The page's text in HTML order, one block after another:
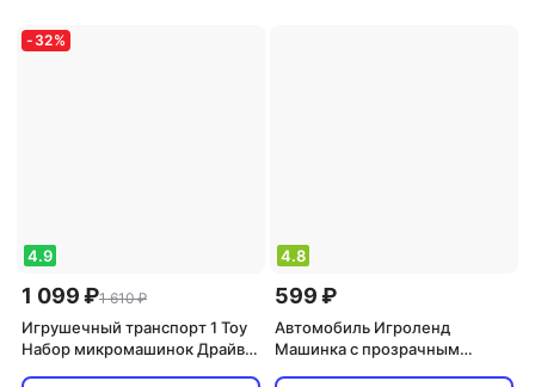
- 32%
4.9
1 099 ₽1 610 ₽
Игрушечный транспорт 1 Toy
Набор микромашинок Драйв,
4.8
599 ₽
Автомобиль Игроленд
Машинка с прозрачным